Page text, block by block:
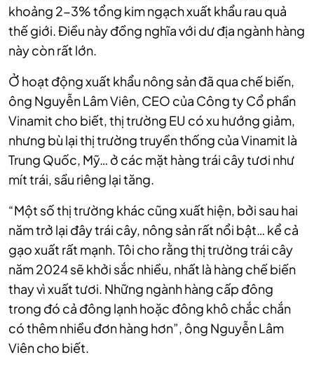
khoảng 2-3% tổng kim ngạch xuất khẩu rau quả
thế giới. Điều này đồng nghĩa với dư địa ngành hàng
này còn rất lớn.
Ở hoạt động xuất khẩu nông sản đã qua chế biến,
ông Nguyễn Lâm Viên, CEO của Công ty Cổ phần
Vinamit cho biết, thị trường EU có xu hướng giảm,
nhưng bù lại thị trường truyền thống của Vinamit là
Trung Quốc, Mỹ… ở các mặt hàng trái cây tươi như
mít trái, sầu riêng lại tăng.
“Một số thị trường khác cũng xuất hiện, bởi sau hai
năm trở lại đây trái cây, nông sản rất nổi bật… kể cả
gạo xuất rất mạnh. Tôi cho rằng thị trường trái cây
năm 2024 sẽ khởi sắc nhiều, nhất là hàng chế biến
thay vì xuất tươi. Những ngành hàng cấp đông
trong đó cả đông lạnh hoặc đông khô chắc chắn
có thêm nhiều đơn hàng hơn”, ông Nguyễn Lâm
Viên cho biết.